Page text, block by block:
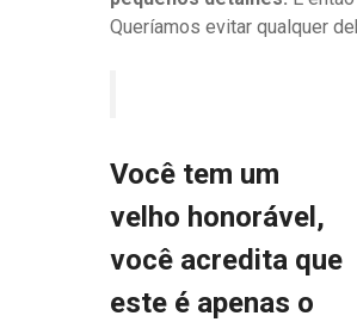
Queríamos evitar qualquer
Você tem um
velho honorável,
você acredita que
este é apenas o